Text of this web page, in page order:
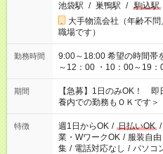
池袋駅 / 巣鴨駅 / 駒込駅
大手物流会社（年齢不
職場です）
勤務時間
9:00～18:00 希望の時間帯を選べます！ ＜シフト例＞ ・8：30
～12：00 ・10：00～19
22：00 ・22：00～翌6：
期間
【急募】1日のみOK！
養内での勤務もＯＫです＞
特徴 週1日からOK / 日払いOK /
業・WワークOK / 服装自由
集 / 電話対応なし / パソコ